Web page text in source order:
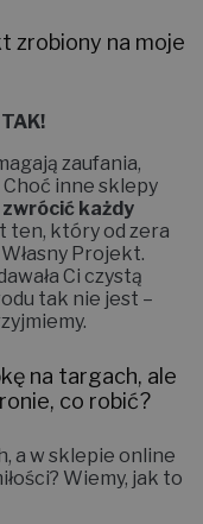
zrobiony na moje
zaufania,
inne sklepy
zwrócić każdy
ten, który od zera
Własny Projekt.
Ci czystą
tak nie jest –
na targach, ale
co robić?
a w sklepie online
Wiemy, jak to